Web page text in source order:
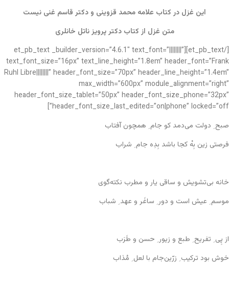
این غزل در کتاب علامه محمد قزوینی و دکتر قاسم غنی نیست
متن غزل از کتاب دکتر پرویز ناتل خانلری
[/et_pb_text][et_pb_text _builder_version=”4.6.1″ text_font=”||||||||”
text_font_size=”16px” text_line_height=”1.8em” header_font=”Frank
Ruhl Libre||||||||” header_font_size=”70px” header_line_height=”1.4em”
max_width=”600px” module_alignment=”right”
header_font_size_tablet=”50px” header_font_size_phone=”32px”
header_font_size_last_edited=”on|phone” locked=”off”]
صبح ِ دولت می‌دمد کو جام ِ همچون آفتاب
فرصتی زین بِهْ کجا باشد بِدِه جام ِ شراب
خانه بی‌تشویش و ساقی یار و مطرب نکته‌گوی
موسم ِ عیش است و دور ِ ساغَر و عهد ِ شباب
از پِی ِ تفریح ِ طبع و زیور ِ حسن و طَرَب
خوش بود ترکیب ِ زرّین‌جام با لعل ِ مُذاب